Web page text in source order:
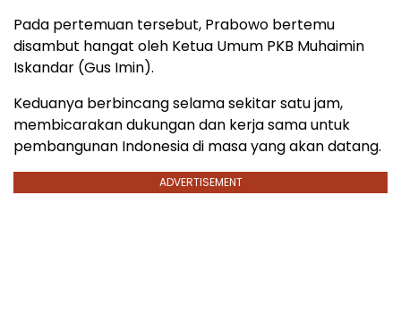
Pada pertemuan tersebut, Prabowo bertemu
disambut hangat oleh Ketua Umum PKB Muhaimin
Iskandar (Gus Imin).
Keduanya berbincang selama sekitar satu jam,
membicarakan dukungan dan kerja sama untuk
pembangunan Indonesia di masa yang akan datang.
ADVERTISEMENT